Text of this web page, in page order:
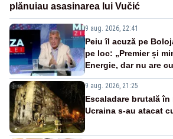
plănuiau asasinarea lui Vučić
9 aug. 2026, 22:41
Peiu îl acuză pe
pe loc: „Premier și
Energie, dar nu are
9 aug. 2026, 21:25
Escaladare brutală în
Ucraina s-au atacat